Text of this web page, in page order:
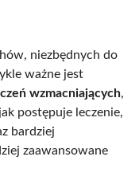
niezbędnych do
ważne jest
wzmacniających,
postępuje leczenie,
bardziej
zaawansowane